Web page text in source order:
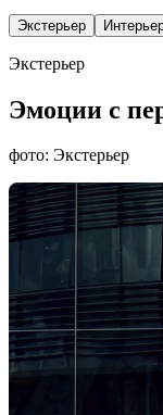
Экстерьер
Экстерьер
Эмоции с
фото: Экстерьер